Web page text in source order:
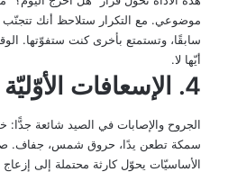
موضوعي. مع التكرار ستلاحظ أنك
سابقًا، وتستمتع بأخرى كنت ستفوّتها.
أيّها لا.
4. الإسعافات الأوّليّة في بيئة الصيد
الجروح والإصابات في الصيد شائعة
سمكة تطعن يدًا، حروق شمس، جفاف.
الأساسيّات يحوّل كارثة محتملة إلى